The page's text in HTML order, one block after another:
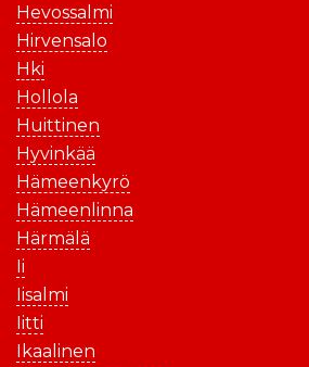
Hevossalmi
Hirvensalo
Hki
Hollola
Huittinen
Hyvinkää
Hämeenkyrö
Hämeenlinna
Härmälä
Ii
Iisalmi
Iitti
Ikaalinen